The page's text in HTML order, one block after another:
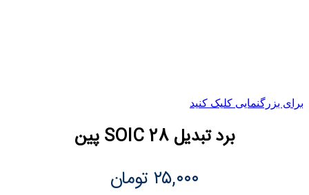
برای بزرگنمایی کلیک کنید
برد تبدیل SOIC 28 پین
۲۵,۰۰۰ تومان